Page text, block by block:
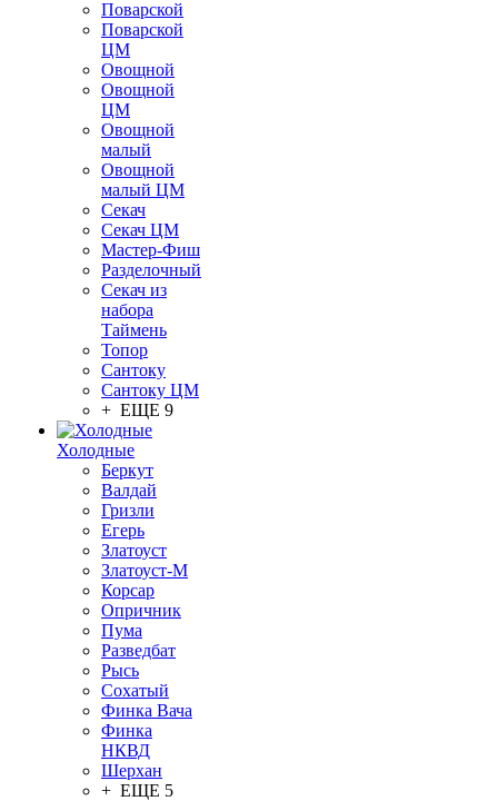
Поварской
Поварской
ЦМ
Овощной
Овощной
ЦМ
Овощной
малый
Овощной
малый ЦМ
Секач
Секач ЦМ
Мастер-Фиш
Разделочный
Секач из
набора
Таймень
Топор
Сантоку
Сантоку ЦМ
+ ЕЩЕ 9
Холодные
Беркут
Валдай
Гризли
Егерь
Златоуст
Златоуст-М
Корсар
Опричник
Пума
Разведбат
Рысь
Сохатый
Финка Вача
Финка
НКВД
Шерхан
+ ЕЩЕ 5